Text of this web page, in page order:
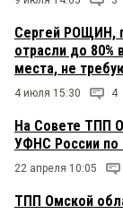
Сергей РОЩИН,
отрасли до 80%
места, не
4 июля 15:30 4
На Совете ТПП
УФНС России по
22 апреля 10:05
ТПП Омской